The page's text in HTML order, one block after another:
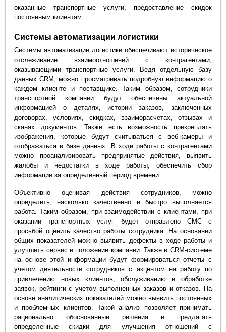
оказанные транспортные услуги, предоставление скидок
постоянным клиентам.
Системы автоматизации логистики
Системы автоматизации логистики обеспечивают историческое
отслеживание взаимоотношений с контрагентами,
оказывающими транспортные услуги. Ведя отдельную базу
данных CRM, можно просматривать подробную информацию о
каждом клиенте и поставщике. Таким образом, сотрудники
транспортной компании будут обеспечены актуальной
информацией о деталях, истории заказов, заключенных
договорах, условиях, скидках, взаиморасчетах, отзывах и
сканах документов. Также есть возможность прикреплять
изображения, которые будут считываться с веб-камеры и
отображаться в базе данных. В ходе работы с контрагентами
можно проанализировать предпринятые действия, выявить
жалобы и недостатки в ходе работы, обеспечить сбор
информации за определенный период времени.
Объективно оценивая действия сотрудников, можно
определить, насколько качественно и быстро выполняется
работа. Таким образом, при взаимодействии с клиентами, при
оказании транспортных услуг будет отправлено СМС с
просьбой оценить качество работы сотрудника. На основании
общих показателей можно выявить дефекты в ходе работы и
улучшить сервис и положение компании. Также в CRM-системе
на основе этой информации будут формироваться отчеты с
учетом деятельности сотрудников с акцентом на работу по
привлечению новых клиентов, обслуживанию и обработке
заявок, рейтинги с учетом выполненных заказов и отказов. На
основе аналитических показателей можно выявить постоянных
и проблемных клиентов. Такой анализ позволяет принимать
рационально обоснованные решения и предлагать
определенные скидки для улучшения отношений с